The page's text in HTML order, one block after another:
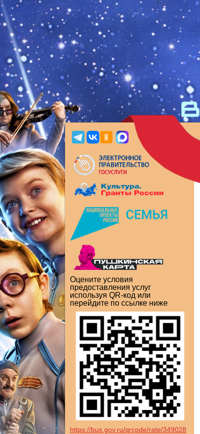
Оцените условия
предоставления услуг
используя QR-код или
перейдите по ссылке ниже
https://bus.gov.ru/qrcode/rate/349028